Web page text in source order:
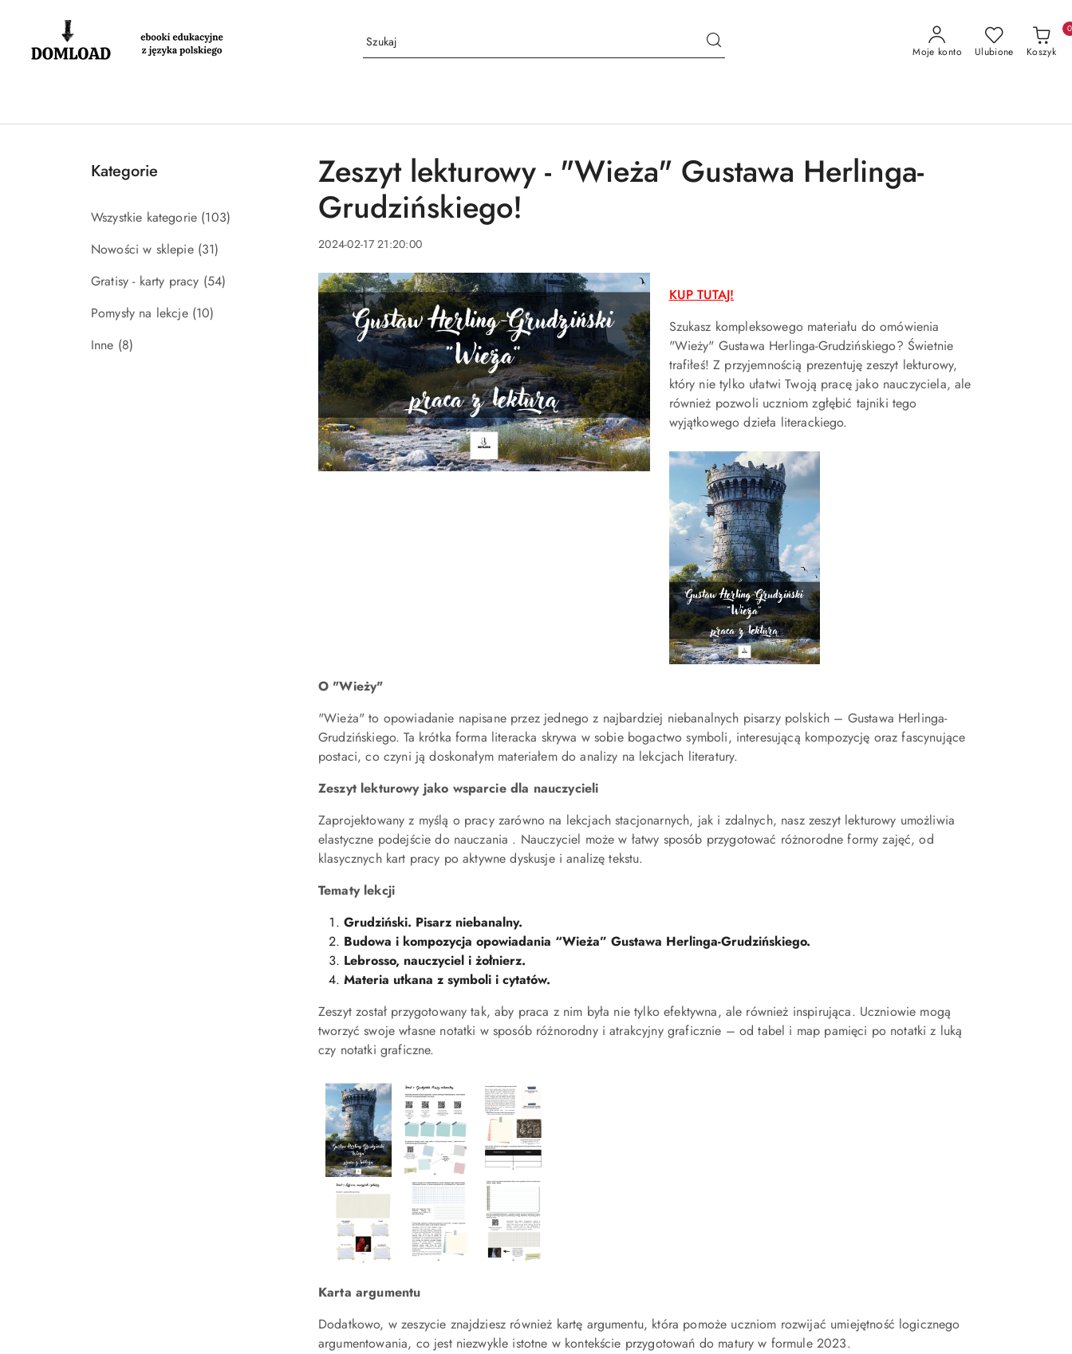
Przejdź do treści głównej
Przejdź do wyszukiwarki
Przejdź do moje konto
Przejdź do menu głównego
Przejdź do stopki
Moje konto Ulubione Koszyk
0
Kategorie
Wszystkie kategorie (103)
Nowości w sklepie (31)
Gratisy - karty pracy (54)
Pomysły na lekcje (10)
Inne (8)
Zeszyt lekturowy - "Wieża" Gustawa Herlinga-
Grudzińskiego!
2024-02-17 21:20:00
KUP TUTAJ!
Szukasz kompleksowego materiału do omówienia
"Wieży" Gustawa Herlinga-Grudzińskiego? Świetnie
trafiłeś! Z przyjemnością prezentuję zeszyt lekturowy,
który nie tylko ułatwi Twoją pracę jako nauczyciela, ale
również pozwoli uczniom zgłębić tajniki tego
wyjątkowego dzieła literackiego.
O "Wieży"
"Wieża" to opowiadanie napisane przez jednego z najbardziej niebanalnych pisarzy polskich – Gustawa Herlinga-
Grudzińskiego. Ta krótka forma literacka skrywa w sobie bogactwo symboli, interesującą kompozycję oraz fascynujące
postaci, co czyni ją doskonałym materiałem do analizy na lekcjach literatury.
Zeszyt lekturowy jako wsparcie dla nauczycieli
Zaprojektowany z myślą o pracy zarówno na lekcjach stacjonarnych, jak i zdalnych, nasz zeszyt lekturowy umożliwia
elastyczne podejście do nauczania . Nauczyciel może w łatwy sposób przygotować różnorodne formy zajęć, od
klasycznych kart pracy po aktywne dyskusje i analizę tekstu.
Tematy lekcji
Grudziński. Pisarz niebanalny.
Budowa i kompozycja opowiadania “Wieża” Gustawa Herlinga-Grudzińskiego.
Lebrosso, nauczyciel i żołnierz.
Materia utkana z symboli i cytatów.
Zeszyt został przygotowany tak, aby praca z nim była nie tylko efektywna, ale również inspirująca. Uczniowie mogą
tworzyć swoje własne notatki w sposób różnorodny i atrakcyjny graficznie – od tabel i map pamięci po notatki z luką
czy notatki graficzne.
Karta argumentu
Dodatkowo, w zeszycie znajdziesz również kartę argumentu, która pomoże uczniom rozwijać umiejętność logicznego
argumentowania, co jest niezwykle istotne w kontekście przygotowań do matury w formule 2023.